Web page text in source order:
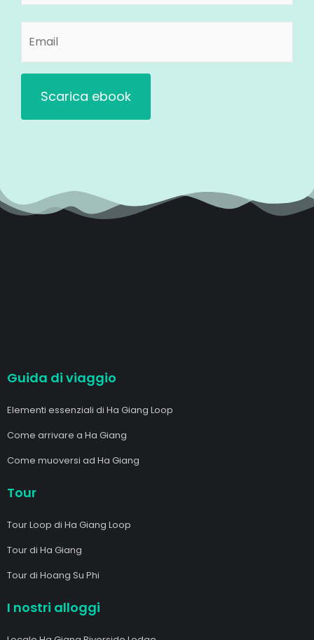
Guida di viaggio
Elementi essenziali di Ha Giang Loop
Come arrivare a Ha Giang
Come muoversi ad Ha Giang
Tour
Tour Loop di Ha Giang Loop
Tour di Ha Giang
Tour di Hoang Su Phi
I nostri alloggi